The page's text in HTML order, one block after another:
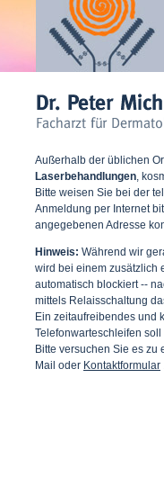
Außerhalb der üblichen
Laserbehandlungen,
Bitte weisen Sie bei der
Anmeldung per Internet
angegebenen Adresse
Hinweis: Während wir
wird bei einem zusätzlich
automatisch blockiert --
mittels Relaisschaltung
Ein zeitaufreibendes und
Telefonwarteschleifen
Bitte versuchen Sie es zu
Mail oder Kontaktformular